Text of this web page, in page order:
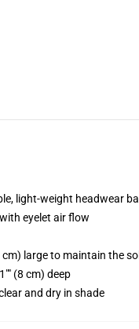
light-weight headwear
eyelet air flow
cm) large to maintain the
(8 cm) deep
and dry in shade